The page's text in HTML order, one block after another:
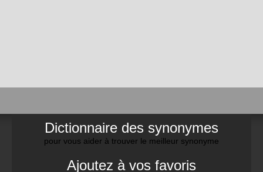
Dictionnaire des synonymes
pour vous aider à trouver le meilleur synonyme
Ajoutez à vos favoris